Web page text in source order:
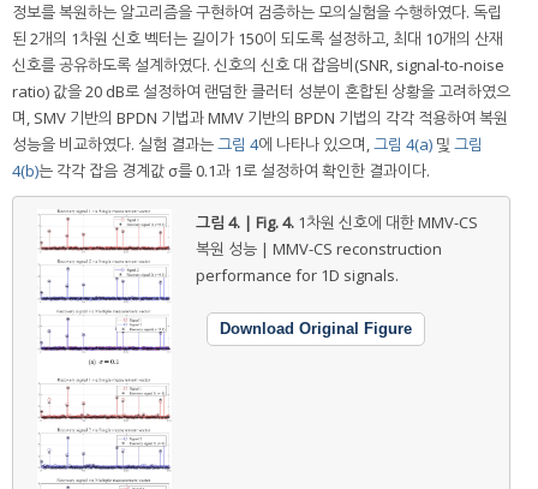
정보를 복원하는 알고리즘을 구현하여 검증하는 모의실험을 수행하였다. 독립
된 2개의 1차원 신호 벡터는 길이가 150이 되도록 설정하고, 최대 10개의 산재
신호를 공유하도록 설계하였다. 신호의 신호 대 잡음비(SNR, signal-to-noise
ratio) 값을 20 dB로 설정하여 랜덤한 클러터 성분이 혼합된 상황을 고려하였으
며, SMV 기반의 BPDN 기법과 MMV 기반의 BPDN 기법의 각각 적용하여 복원
성능을 비교하였다. 실험 결과는그림 4에 나타나 있으며,그림 4(a) 및 그림
4(b)는 각각 잡음 경계값 σ를 0.1과 1로 설정하여 확인한 결과이다.
그림 4. | Fig. 4. 1차원 신호에 대한 MMV-CS
복원 성능 | MMV-CS reconstruction
performance for 1D signals.
Download Original Figure